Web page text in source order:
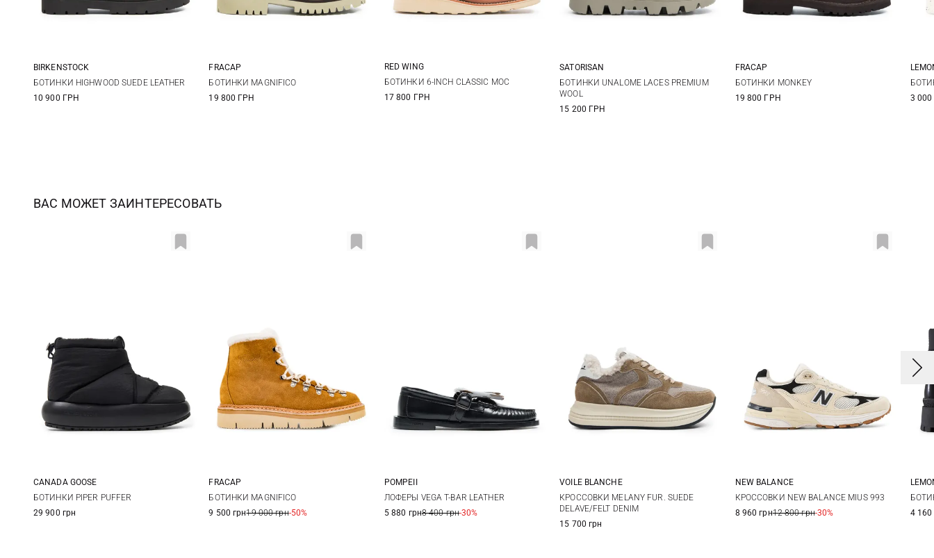
36 37 38 39
BIRKENSTOCK
БОТИНКИ HIGHWOOD SUEDE LEATHER
10 900 ГРН
36 37
FRACAP
БОТИНКИ MAGNIFICO
19 800 ГРН
6,5 US 7 US 7,5 US
RED WING
БОТИНКИ 6-INCH CLASSIC MOC
17 800 ГРН
37 38 39 40
41
SATORISAN
БОТИНКИ UNALOME LACES PREMIUM
WOOL
15 200 ГРН
36 37
FRACAP
БОТИНКИ MONKEY
19 800 ГРН
3
ВАС МОЖЕТ ЗАИНТЕРЕСОВАТЬ
5 US 6 US 7 US
CANADA GOOSE
БОТИНКИ PIPER PUFFER
29 900 грн
36 37
FRACAP
БОТИНКИ MAGNIFICO
9 500 грн19 000 грн-50%
36 37 38
POMPEII
ЛОФЕРЫ VEGA T-BAR LEATHER
5 880 грн8 400 грн-30%
36 37 38
40
VOILE BLANCHE
КРОССОВКИ MELANY FUR. SUEDE
DELAVE/FELT DENIM
15 700 грн
5,5 US 6 US 6,5 US 7 US
NEW BALANCE
КРОССОВКИ NEW BALANCE MIUS 993
8 960 грн12 800 грн-30%
4 160